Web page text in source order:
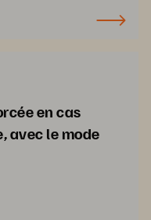
en cas
avec le mode